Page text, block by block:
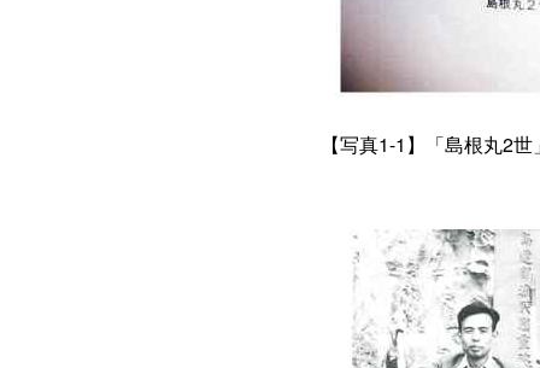
【写真1-1】「島根丸2